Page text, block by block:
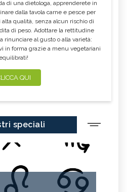
di una dietologa, apprenderete in
dalla tavola carne e pesce per
qualità, senza alcun rischio di
di peso. Adottare la rettitudine
rinunciare al gusto o alla varietà:
in forma grazie a menu vegetariani
QUI
speciali